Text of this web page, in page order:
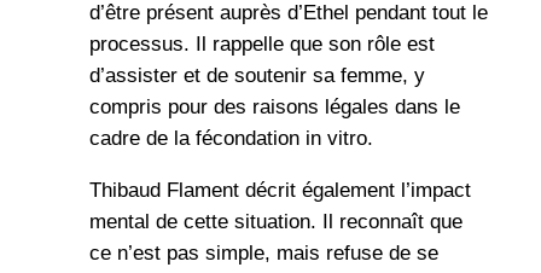
d’être présent auprès d’Ethel pendant tout le
processus. Il rappelle que son rôle est
d’assister et de soutenir sa femme, y
compris pour des raisons légales dans le
cadre de la fécondation in vitro.
Thibaud Flament décrit également l’impact
mental de cette situation. Il reconnaît que
ce n’est pas simple, mais refuse de se